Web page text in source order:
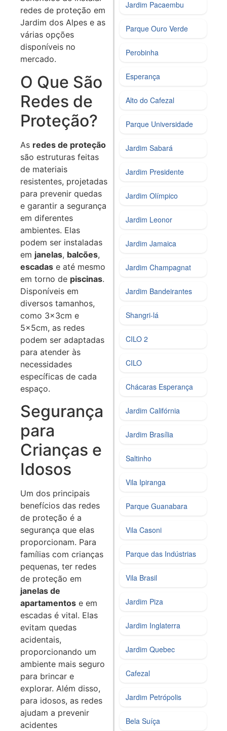
redes de proteção em
Jardim dos Alpes e as
várias opções
disponíveis no
mercado.
O Que São
Redes de
Proteção?
As redes de proteção
são estruturas feitas
de materiais
resistentes, projetadas
para prevenir quedas
e garantir a segurança
em diferentes
ambientes. Elas
podem ser instaladas
em janelas, balcões,
escadas e até mesmo
em torno de piscinas.
Disponíveis em
diversos tamanhos,
como 3x3cm e
5x5cm, as redes
podem ser adaptadas
para atender às
necessidades
específicas de cada
espaço.
Segurança
para
Crianças e
Idosos
Um dos principais
benefícios das redes
de proteção é a
segurança que elas
proporcionam. Para
famílias com crianças
pequenas, ter redes
de proteção em
janelas de
apartamentos e em
escadas é vital. Elas
evitam quedas
acidentais,
proporcionando um
ambiente mais seguro
para brincar e
explorar. Além disso,
para idosos, as redes
ajudam a prevenir
acidentes
Jardim Pacaembu
Parque Ouro Verde
Perobinha
Esperança
Alto do Cafezal
Parque Universidade
Jardim Sabará
Jardim Presidente
Jardim Olímpico
Jardim Leonor
Jardim Jamaica
Jardim Champagnat
Jardim Bandeirantes
Shangri-lá
CILO 2
CILO
Chácaras Esperança
Jardim Califórnia
Jardim Brasília
Saltinho
Vila Ipiranga
Parque Guanabara
Vila Casoni
Parque das Indústrias
Vila Brasil
Jardim Piza
Jardim Inglaterra
Jardim Quebec
Cafezal
Jardim Petrópolis
Bela Suíça